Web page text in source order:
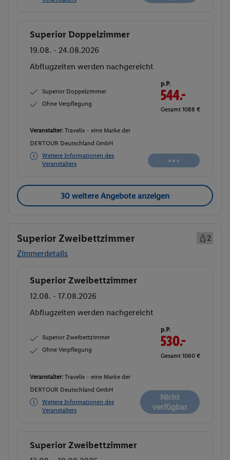
Buchen
Superior Doppelzimmer
19.08. - 24.08.2026
Abflugzeiten werden nachgereicht
Superior Doppelzimmer
Ohne Verpflegung
p.P.
544.-
Gesamt 1088 €
Veranstalter: Travelix - eine Marke der
DERTOUR Deutschland GmbH
Weitere Informationen des
Veranstalters
30 weitere Angebote anzeigen
Superior Zweibettzimmer
2
Zimmerdetails
Buchen
Superior Zweibettzimmer
12.08. - 17.08.2026
Abflugzeiten werden nachgereicht
Superior Zweibettzimmer
Ohne Verpflegung
p.P.
530.-
Gesamt 1060 €
Veranstalter: Travelix - eine Marke der
DERTOUR Deutschland GmbH
Weitere Informationen des
Veranstalters
Nicht
verfügbar
Buchen
Superior Zweibettzimmer